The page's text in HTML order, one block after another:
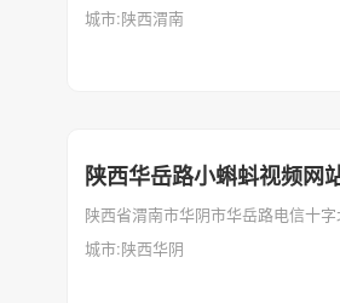
城市:陕西渭南
陕西华岳路小蝌蚪视频网
陕西省渭南市华阴市华岳路电信十
城市:陕西华阴